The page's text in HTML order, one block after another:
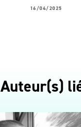
16/04/2025
Auteur(s)